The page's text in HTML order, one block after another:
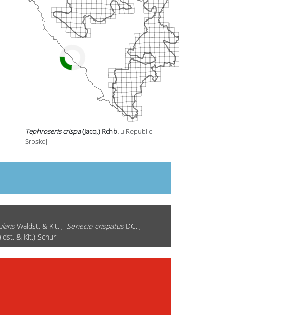
Tephroseris crispa(Jacq.) Rchb. u Republici
Srpskoj
Waldst. & Kit. , Senecio crispatusDC. ,
& Kit.) Schur